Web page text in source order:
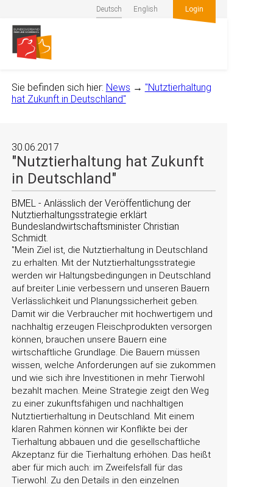
Deutsch English Login
Sie befinden sich hier: News → "Nutztierhaltung
hat Zukunft in Deutschland"
30.06.2017
"Nutztierhaltung hat Zukunft
in Deutschland"
BMEL - Anlässlich der Veröffentlichung der
Nutztierhaltungsstrategie erklärt
Bundeslandwirtschaftsminister Christian
Schmidt.
Mein Ziel ist, die Nutztierhaltung in Deutschland
zu erhalten. Mit der Nutztierhaltungsstrategie
werden wir Haltungsbedingungen in Deutschland
auf breiter Linie verbessern und unseren Bauern
Verlässlichkeit und Planungssicherheit geben.
Damit wir die Verbraucher mit hochwertigem und
nachhaltig erzeugen Fleischprodukten versorgen
können, brauchen unsere Bauern eine
wirtschaftliche Grundlage. Die Bauern müssen
wissen, welche Anforderungen auf sie zukommen
und wie sich ihre Investitionen in mehr Tierwohl
bezahlt machen. Meine Strategie zeigt den Weg
zu einer zukunftsfähigen und nachhaltigen
Nutztiertierhaltung in Deutschland. Mit einem
klaren Rahmen können wir Konflikte bei der
Tierhaltung abbauen und die gesellschaftliche
Akzeptanz für die Tierhaltung erhöhen. Das heißt
aber für mich auch: im Zweifelsfall für das
Tierwohl. Zu den Details in den einzelnen